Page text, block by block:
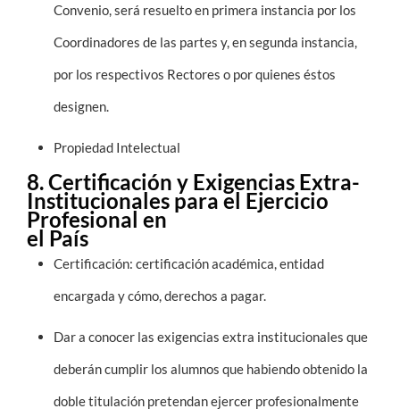
Convenio, será resuelto en primera instancia por los
Coordinadores de las partes y, en segunda instancia,
por los respectivos Rectores o por quienes éstos
designen.
Propiedad Intelectual
8. Certificación y Exigencias Extra-
Institucionales para el Ejercicio
Profesional en
el País
Certificación: certificación académica, entidad
encargada y cómo, derechos a pagar.
Dar a conocer las exigencias extra institucionales que
deberán cumplir los alumnos que habiendo obtenido la
doble titulación pretendan ejercer profesionalmente